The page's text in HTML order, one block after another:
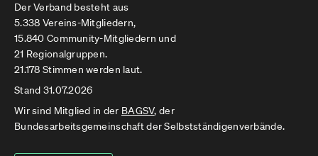
Der Verband besteht aus
5.338 Vereins-Mitgliedern,
15.840 Community-Mitgliedern und
21 Regionalgruppen.
21.178 Stimmen werden laut.
Stand 31.07.2026
Wir sind Mitglied in der BAGSV, der
Bundesarbeitsgemeinschaft der Selbstständigenverbände.